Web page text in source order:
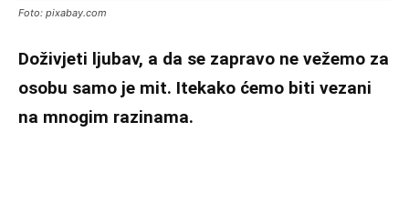
Foto: pixabay.com
Doživjeti ljubav, a da se zapravo ne vežemo za
osobu samo je mit. Itekako ćemo biti vezani
na mnogim razinama.